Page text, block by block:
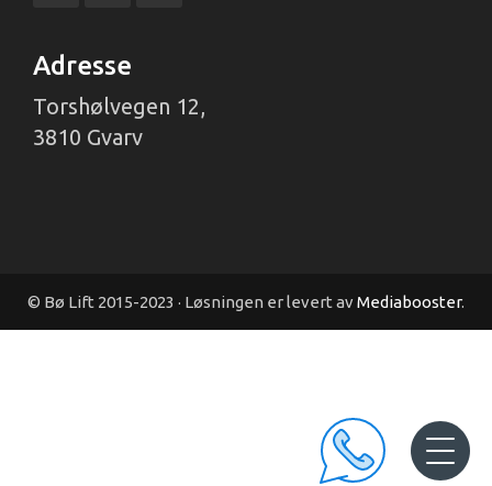
Adresse
Torshølvegen 12,
3810 Gvarv
© Bø Lift 2015-2023 · Løsningen er levert avMediabooster.